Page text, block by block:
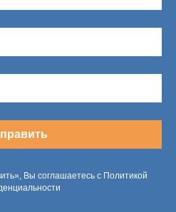
Вы соглашаетесь с Политикой